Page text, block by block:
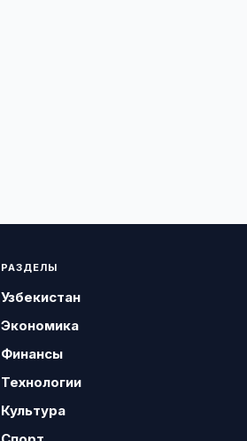
РАЗДЕЛЫ
Узбекистан
Экономика
Финансы
Технологии
Культура